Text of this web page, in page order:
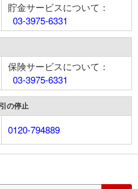
貯金サービスについて：
03-3975-6331
保険サービスについて：
03-3975-6331
の停止
0120-794889